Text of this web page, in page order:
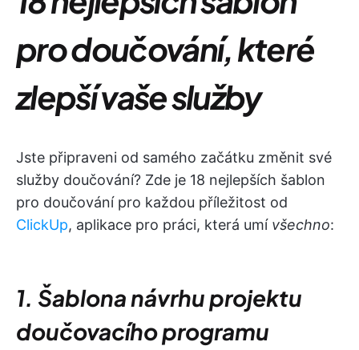
pro doučování, které
zlepší vaše služby
Jste připraveni od samého začátku změnit své
služby doučování? Zde je 18 nejlepších šablon
pro doučování pro každou příležitost od
ClickUp, aplikace pro práci, která umí všechno:
1. Šablona návrhu projektu
doučovacího programu